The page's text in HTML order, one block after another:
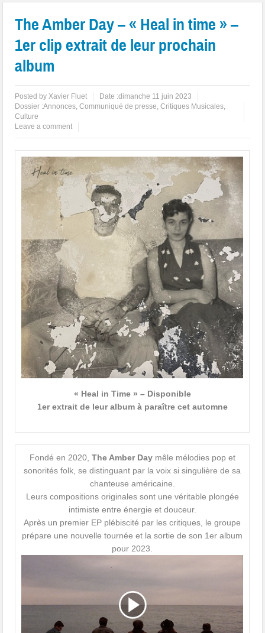
The Amber Day – « Heal in time » –
1er clip extrait de leur prochain
album
Posted byXavier Fluet Date :dimanche 11 juin 2023
Dossier :Annonces,Communiqué de presse,Critiques Musicales,
Culture
Leave a comment
« Heal in Time » – Disponible
1er extrait de leur album à paraître cet automne
Fondé en 2020, The Amber Daymêle mélodies pop et
sonorités folk, se distinguant par la voix si singulière de sa
chanteuse américaine.
Leurs compositions originales sont une véritable plongée
intimiste entre énergie et douceur.
Après un premier EP plébiscité par les critiques, le groupe
prépare une nouvelle tournée et la sortie de son 1er album
pour 2023.